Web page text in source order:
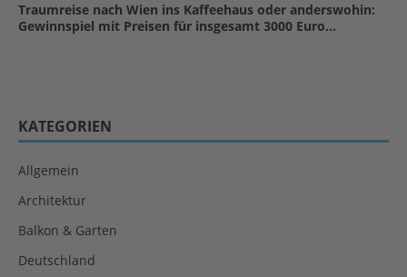
Traumreise nach Wien ins Kaffeehaus oder anderswohin:
Gewinnspiel mit Preisen für insgesamt 3000 Euro…
KATEGORIEN
Allgemein
Architektur
Balkon & Garten
Deutschland